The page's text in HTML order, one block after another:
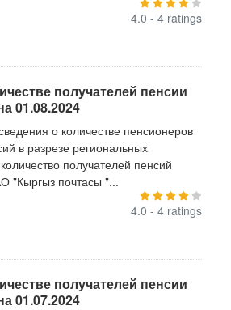
4.0 - 4 ratings
получателей пенсии
01.08.2024
о количестве пенсионеров
в разрезе региональных
получателей пенсий
"Кыргыз почтасы "...
4.0 - 4 ratings
получателей пенсии
01.07.2024